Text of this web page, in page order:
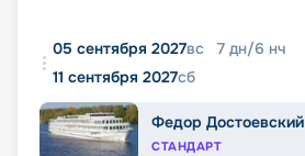
05 сентября 2027вс 7 дн/6 нч
11 сентября 2027сб
Федор Достоевский
СТАНДАРТ